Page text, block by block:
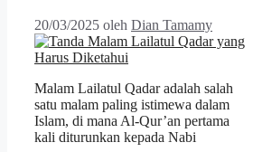
20/03/2025 oleh Dian Tamamy
Malam Lailatul Qadar adalah salah
satu malam paling istimewa dalam
Islam, di mana Al-Qur’an pertama
kali diturunkan kepada Nabi